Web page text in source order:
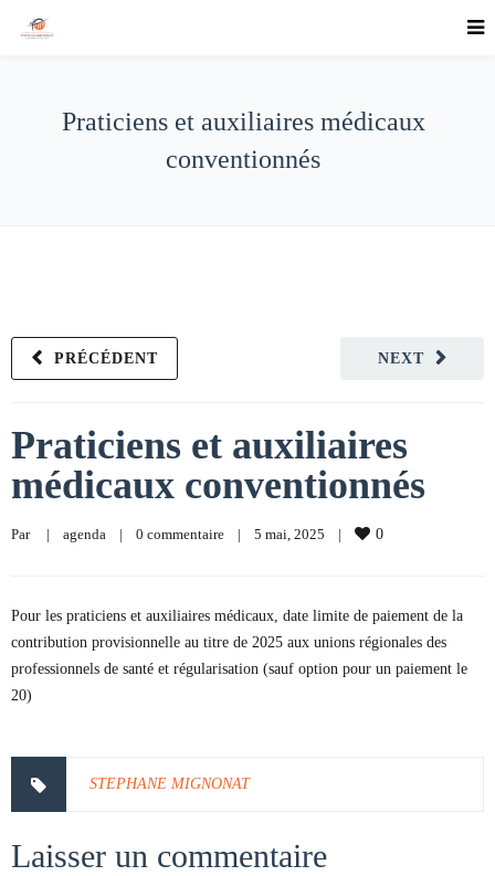
Praticiens et auxiliaires médicaux
conventionnés
NEXT
PRÉCÉDENT
Praticiens et auxiliaires
médicaux conventionnés
Par | agenda | 0 commentaire | 5 mai, 2025 | 0
Pour les praticiens et auxiliaires médicaux, date limite de paiement de la
contribution provisionnelle au titre de 2025 aux unions régionales des
professionnels de santé et régularisation (sauf option pour un paiement le
20)
STEPHANE MIGNONAT
Laisser un commentaire